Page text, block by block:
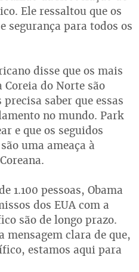
Ele ressaltou que os
segurança para todos os
disse que os mais
Coreia do Norte são
saber que essas
no mundo. Park
e que os seguidos
uma ameaça à
1.100 pessoas, Obama
dos EUA com a
são de longo prazo.
mensagem clara de que,
estamos aqui para